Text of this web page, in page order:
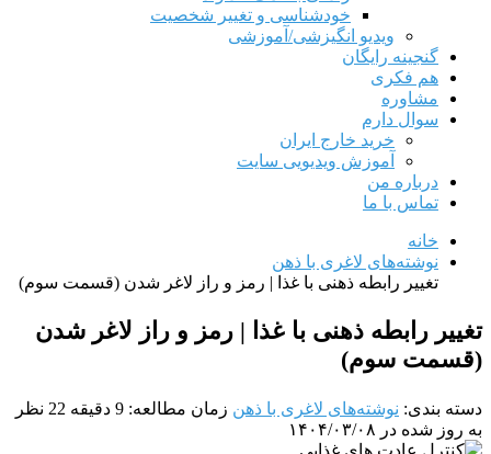
خودشناسی و تغییر شخصیت
ویدیو انگیزشی/آموزشی
گنجینه رایگان
هم‌ فکری
مشاوره
سوال دارم
خرید خارج ایران
آموزش ویدیویی سایت
درباره من
تماس با ما
خانه
نوشته‌های لاغری با ذهن
تغییر رابطه ذهنی با غذا | رمز و راز لاغر شدن (قسمت سوم)
تغییر رابطه ذهنی با غذا | رمز و راز لاغر شدن
(قسمت سوم)
دسته بندی: نوشته‌های لاغری با ذهن زمان مطالعه: 9 دقیقه
22 نظر
به روز شده در ۱۴۰۴/۰۳/۰۸